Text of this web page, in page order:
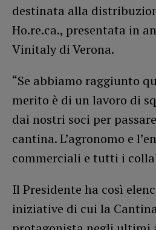
destinata alla
Ho.re.ca., presentata in
Vinitaly di Verona.
“Se abbiamo raggiunto
merito è di un lavoro di
dai nostri soci per
cantina. L’agronomo e
commerciali e tutti i
Il Presidente ha così
iniziative di cui la